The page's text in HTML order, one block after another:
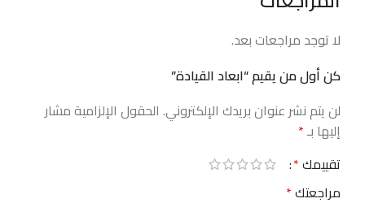
لا توجد مراجعات بعد.
كن أول من يقيم “ابعاد القيادة”
لن يتم نشر عنوان بريدك الإلكتروني. الحقول الإلزامية مشار
إليها بـ*
تقييمك*
مراجعتك*